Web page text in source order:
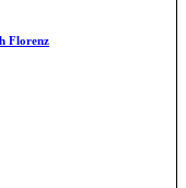
Florenz